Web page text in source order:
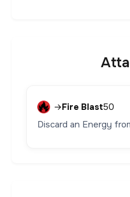
→Fire Blast50
Discard an Energy